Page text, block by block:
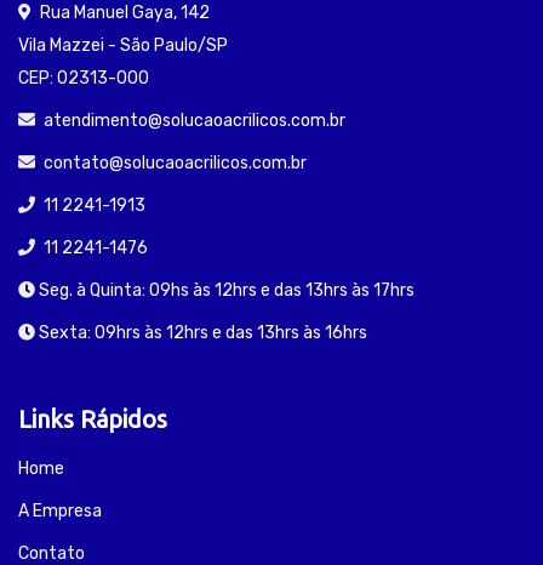
Rua Manuel Gaya, 142
Vila Mazzei - São Paulo/SP
CEP: 02313-000
atendimento@solucaoacrilicos.com.br
contato@solucaoacrilicos.com.br
11 2241-1913
11 2241-1476
Seg. à Quinta: 09hs às 12hrs e das 13hrs às 17hrs
Sexta: 09hrs às 12hrs e das 13hrs às 16hrs
Links Rápidos
Home
A Empresa
Contato